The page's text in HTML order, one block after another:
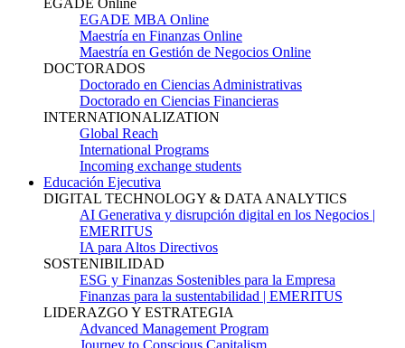
EGADE Online
EGADE MBA Online
Maestría en Finanzas Online
Maestría en Gestión de Negocios Online
DOCTORADOS
Doctorado en Ciencias Administrativas
Doctorado en Ciencias Financieras
INTERNATIONALIZATION
Global Reach
International Programs
Incoming exchange students
Educación Ejecutiva
DIGITAL TECHNOLOGY & DATA ANALYTICS
AI Generativa y disrupción digital en los Negocios |
EMERITUS
IA para Altos Directivos
SOSTENIBILIDAD
ESG y Finanzas Sostenibles para la Empresa
Finanzas para la sustentabilidad | EMERITUS
LIDERAZGO Y ESTRATEGIA
Advanced Management Program
Journey to Conscious Capitalism